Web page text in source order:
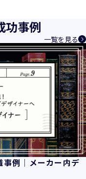
個人情報などを、人
負サービス、その
」と「就業の機会の
の情報及び特定個人
れらから当社にとっ
大な責務であると同
とは企業の社会的責
報保護理念と自ら定
分に認識し、本人の
を遵守致します。
の個人情報保護マネ
技術の動向、社会的
識しながら、その継
をここに宣言致しま
功事例
一覧を見る
例｜メーカー内デ